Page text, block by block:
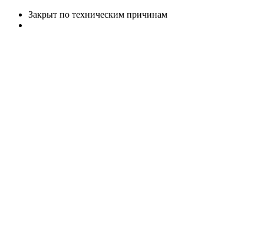
Закрыт по техническим причинам